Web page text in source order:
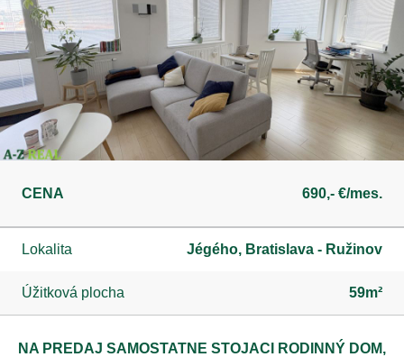
CENA 690,- €/mes.
Lokalita Jégého, Bratislava - Ružinov
Úžitková plocha 59m²
NA PREDAJ SAMOSTATNE STOJACI RODINNÝ DOM,